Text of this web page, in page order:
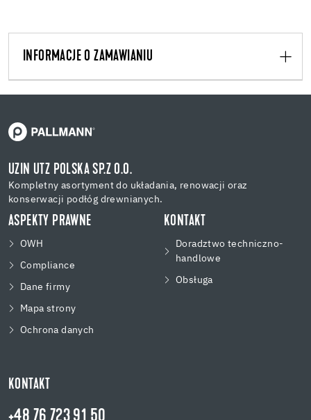
INFORMACJE O ZAMAWIANIU
UZIN UTZ POLSKA SP.Z O.O.
Kompletny asortyment do układania, renowacji oraz
konserwacji podłóg drewnianych.
ASPEKTY PRAWNE
OWH
Compliance
Dane firmy
Mapa strony
Ochrona danych
KONTAKT
Doradztwo techniczno-
handlowe
Obsługa
KONTAKT